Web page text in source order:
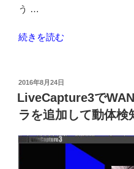
う …
“MediaPad
タ
ブ
レ
ッ
ト
続きを読む
投
稿
日:
2016年8月24日
LiveCapture3で
ラを追加して動体検